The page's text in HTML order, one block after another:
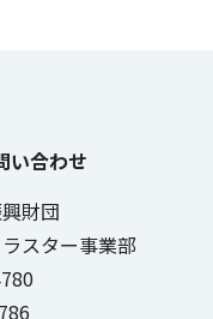
い合わせ
財団
スター事業部